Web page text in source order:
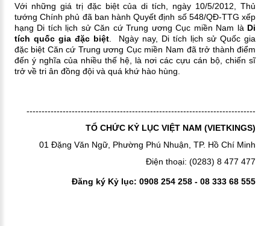
Với những giá trị đặc biệt của di tích, ngày 10/5/2012, Thủ
tướng Chính phủ đã ban hành Quyết định số 548/QĐ-TTG xếp
hạng Di tích lịch sử Căn cứ Trung ương Cục miền Nam là Di
tích quốc gia đặc biệt. Ngày nay, Di tích lịch sử Quốc gia
đặc biệt Căn cứ Trung ương Cục miền Nam đã trở thành điểm
đến ý nghĩa của nhiều thế hệ, là nơi các cựu cán bộ, chiến sĩ
trở về tri ân đồng đội và quá khứ hào hùng.
----------------------------------------------------------------------------
TỔ CHỨC KỶ LỤC VIỆT NAM (VIETKINGS)
01 Đặng Văn Ngữ, Phường Phú Nhuận, TP. Hồ Chí Minh
Điện thoại: (0283) 8 477 477
Đăng ký Kỷ lục: 0908 254 258 - 08 333 68 555